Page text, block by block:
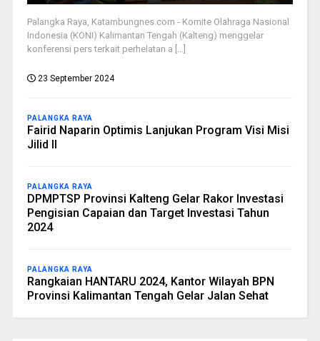
Palangka Raya, Katambungnes.com - Komite Olahraga Nasional
Indonesia (KONI) Kalimantan Tengah (Kalteng) menggelar
konferensi pers terkait perhelatan a [...]
23 September 2024
PALANGKA RAYA
Fairid Naparin Optimis Lanjukan Program Visi Misi
Jilid II
PALANGKA RAYA
DPMPTSP Provinsi Kalteng Gelar Rakor Investasi
Pengisian Capaian dan Target Investasi Tahun
2024
PALANGKA RAYA
Rangkaian HANTARU 2024, Kantor Wilayah BPN
Provinsi Kalimantan Tengah Gelar Jalan Sehat